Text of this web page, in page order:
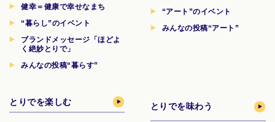
健幸＝健康で幸せなまち
“暮らし”のイベント
ブランドメッセージ「ほどよ
く絶妙とりで」
みんなの投稿“暮らす”
“アート”のイベント
みんなの投稿“アート”
とりでを楽しむ とりでを味わう